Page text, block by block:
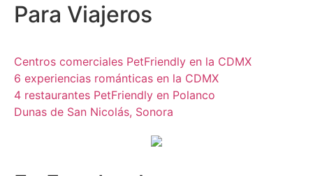
Para Viajeros
Centros comerciales PetFriendly en la CDMX
6 experiencias románticas en la CDMX
4 restaurantes PetFriendly en Polanco
Dunas de San Nicolás, Sonora